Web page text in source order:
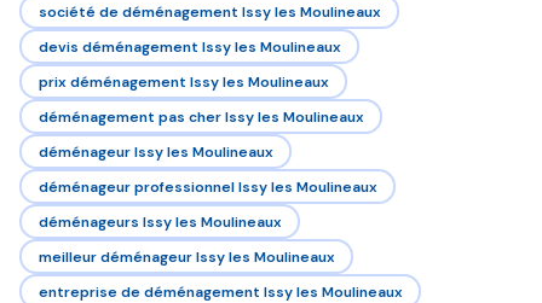
société de déménagement Issy les Moulineaux
devis déménagement Issy les Moulineaux
prix déménagement Issy les Moulineaux
déménagement pas cher Issy les Moulineaux
déménageur Issy les Moulineaux
déménageur professionnel Issy les Moulineaux
déménageurs Issy les Moulineaux
meilleur déménageur Issy les Moulineaux
entreprise de déménagement Issy les Moulineaux